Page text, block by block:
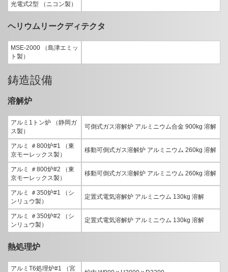
光電式2型 （ニコン製）
ヘリウムリークディテクタ
MSE-2000 （島津エミッ
ト製）
鋳造設備
溶解炉
アルミ1トン炉 （静岡ガ
ス製）
可倒式ガス溶解炉 アルミニウム合金 900kg 溶解
アルミ ＃800炉#1 （東
京モーレックス製）
移動可倒式ガス溶解炉 アルミニウム 260kg 溶解
アルミ ＃800炉#2 （東
京モーレックス製）
移動可倒式ガス溶解炉 アルミニウム 260kg 溶解
アルミ ＃350炉#1 （シ
ンリュウ製）
定置式電気溶解炉 アルミニウム 130kg 溶解
アルミ ＃350炉#2 （シ
ンリュウ製）
定置式電気溶解炉 アルミニウム 130kg 溶解
熱処理炉
アルミT6処理炉#1 （宮